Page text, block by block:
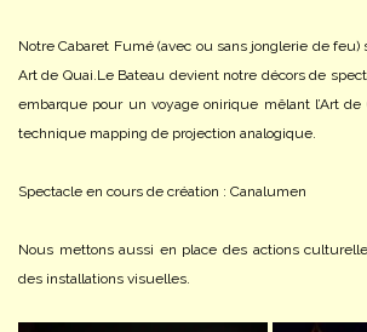
Notre Cabaret Fumé (avec ou sans jonglerie de feu)
Art de Quai. Le Bateau devient notre décors de
embarque pour un voyage onirique mêlant l’Art
technique mapping de projection analogique.
Spectacle en cours de création : Canalumen
Nous mettons aussi en place des actions
des installations visuelles.